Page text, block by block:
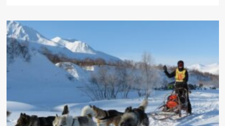
Narty
kupić,
czy
wynajmować?